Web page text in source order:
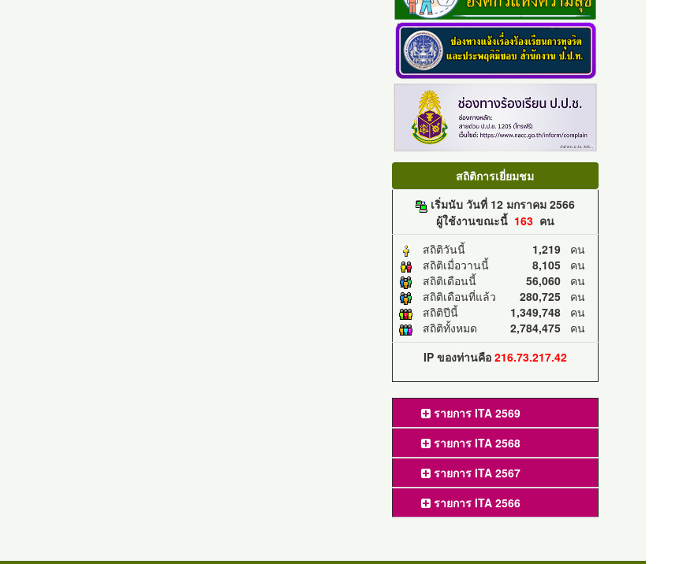
สถิติการเยี่ยมชม
เริ่มนับ วันที่ 12 มกราคม 2566
ผู้ใช้งานขณะนี้ 163คน
สถิติวันนี้
1,219คน
สถิติเมื่อวานนี้
8,105คน
สถิติเดือนนี้
56,060คน
สถิติเดือนที่แล้ว
280,725คน
สถิติปีนี้
1,349,748คน
สถิติทั้งหมด
2,784,475คน
IP ของท่านคือ 216.73.217.42
รายการ ITA 2569
รายการ ITA 2568
รายการ ITA 2567
รายการ ITA 2566